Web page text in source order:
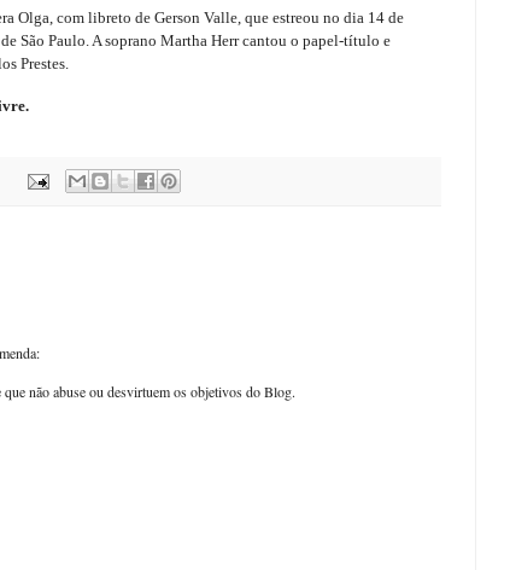
Olga, com libreto de Gerson Valle, que estreou no dia 14 de
São Paulo. A soprano Martha Herr cantou o papel-título e
Prestes.
não abuse ou desvirtuem os objetivos do Blog.